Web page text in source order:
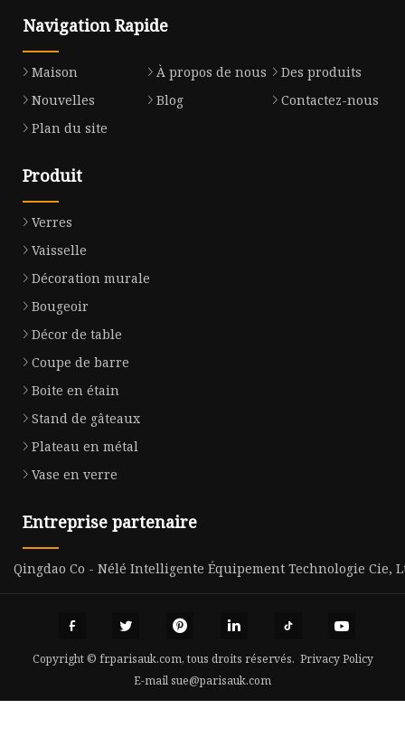
Navigation Rapide
Maison À propos de nous
Des produits
Nouvelles
Blog
Contactez-nous
Plan du site
Produit
Verres
Vaisselle
Décoration murale
Bougeoir
Décor de table
Coupe de barre
Boite en étain
Stand de gâteaux
Plateau en métal
Vase en verre
Entreprise partenaire
Qingdao Co - Nélé Intelligente Équipement Technologie Cie,
Copyright © fr.parisauk.com, tous droits réservés. Privacy Policy
E-mail sue@parisauk.com